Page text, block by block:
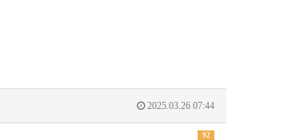
2025.03.26 07:44
92